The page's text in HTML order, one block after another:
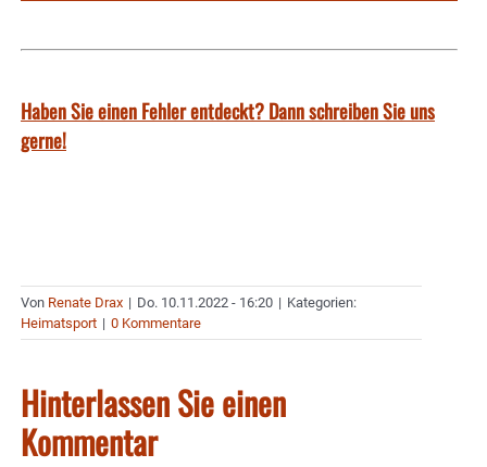
Haben Sie einen Fehler entdeckt? Dann schreiben Sie uns
gerne!
Von Renate Drax | Do. 10.11.2022 - 16:20 | Kategorien:
Heimatsport | 0 Kommentare
Hinterlassen Sie einen
Kommentar